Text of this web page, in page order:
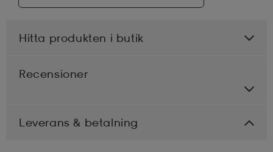
Hitta produkten i butik
Recensioner
Leverans & betalning